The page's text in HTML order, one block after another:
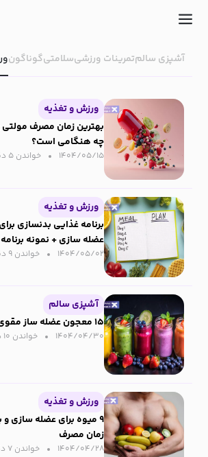
آشپزی سالمتمرینات ورزشیسلامتیگوناگون
ورزش و تغذیه
بهترین زمان مصرف مولتی
چه هنگامی است؟
۱۴۰۴/۰۵/۱۵ خواندن ۵ دقیقه‌
ورزش و تغذیه
برنامه غذایی بدنسازی
عضله سازی + نمونه برنامه ۷
۱۴۰۴/۰۵/۰۲ خواندن ۹ دقیقه‌
آشپزی سالم
۱۵ معجون عضله ساز مقوی و خانگی
۱۴۰۴/۰۴/۳۰ خواندن ۱۰ دقیقه‌
ورزش و تغذیه
۹ میوه برای عضله سازی
زمان مصرف
۱۴۰۴/۰۴/۲۸ خواندن ۷ دقیقه‌